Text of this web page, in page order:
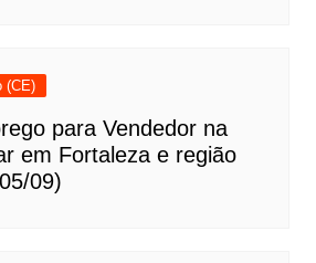
(CE)
para Vendedor na
em Fortaleza e região
09)